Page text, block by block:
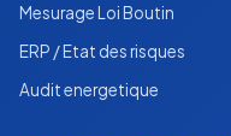
Mesurage Loi Boutin
ERP / Etat des risques
Audit energetique